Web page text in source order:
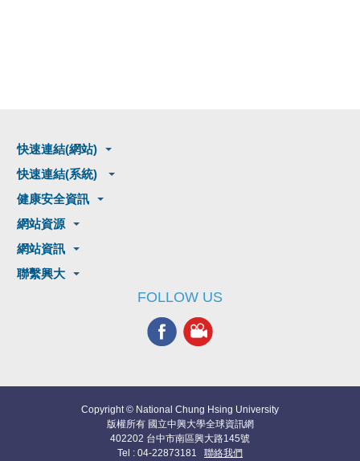
快速連結(網站)
快速連結(系統)
健康安全資訊
網站資源
網站資訊
聯繫興大
FOLLOW US
Copyright © National Chung Hsing University
版權所有 國立中興大學全球資訊網
402202 台中市南區興大路145號
Tel : 04-22873181 聯絡我們